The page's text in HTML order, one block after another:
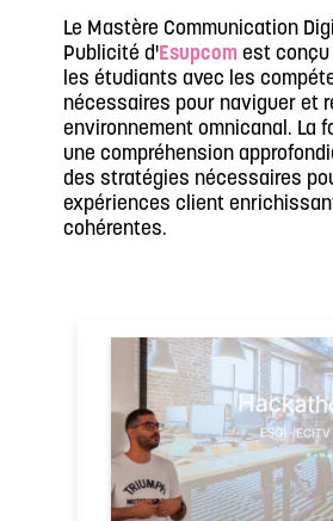
Le Mastère Communication
Publicité d'Esupcom est conçu
les étudiants avec les
nécessaires pour naviguer et
environnement omnicanal. La
une compréhension
des stratégies nécessaires
expériences client
cohérentes.